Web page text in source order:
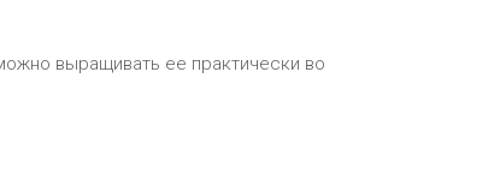
выращивать ее практически во